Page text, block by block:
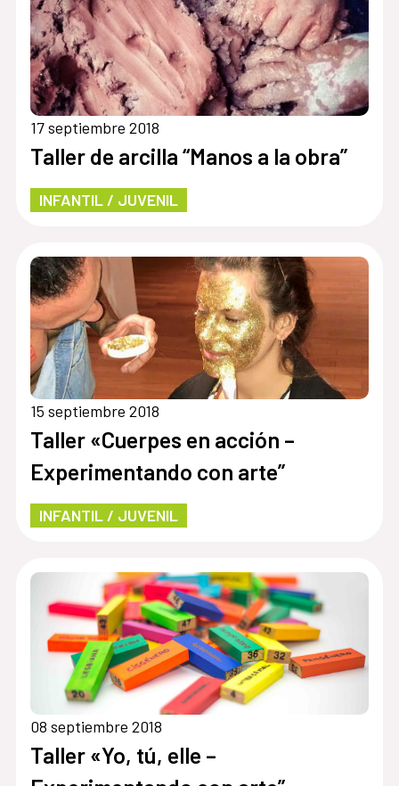
17 septiembre 2018
Taller de arcilla “Manos a la obra”
INFANTIL / JUVENIL
15 septiembre 2018
Taller «Cuerpes en acción –
Experimentando con arte”
INFANTIL / JUVENIL
08 septiembre 2018
Taller «Yo, tú, elle –